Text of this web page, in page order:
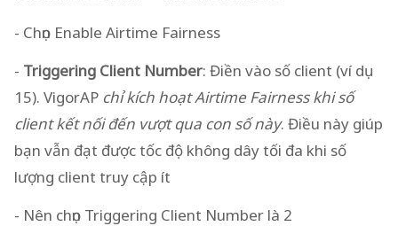
- Chọn Enable Airtime Fairness
- Triggering Client Number: Điền vào số client (ví dụ
15). VigorAP chỉ kích hoạt Airtime Fairness khi số
client kết nối đến vượt qua con số này. Điều này giúp
bạn vẫn đạt được tốc độ không dây tối đa khi số
lượng client truy cập ít
- Nên chọn Triggering Client Number là 2